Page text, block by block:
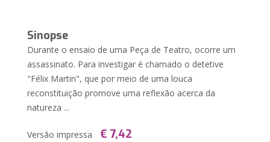
Sinopse
Durante o ensaio de uma Peça de Teatro, ocorre um
assassinato. Para investigar é chamado o detetive
"Félix Martin", que por meio de uma louca
reconstituição promove uma reflexão acerca da
natureza ...
Versão impressa € 7,42